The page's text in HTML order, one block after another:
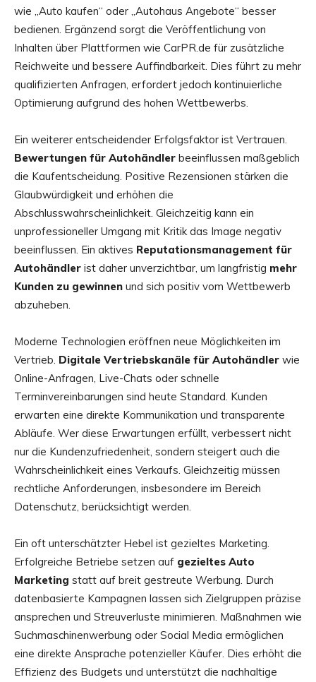
wie „Auto kaufen“ oder „Autohaus Angebote“ besser
bedienen. Ergänzend sorgt die Veröffentlichung von
Inhalten über Plattformen wie CarPR.de für zusätzliche
Reichweite und bessere Auffindbarkeit. Dies führt zu mehr
qualifizierten Anfragen, erfordert jedoch kontinuierliche
Optimierung aufgrund des hohen Wettbewerbs.
Ein weiterer entscheidender Erfolgsfaktor ist Vertrauen.
Bewertungen für Autohändler beeinflussen maßgeblich
die Kaufentscheidung. Positive Rezensionen stärken die
Glaubwürdigkeit und erhöhen die
Abschlusswahrscheinlichkeit. Gleichzeitig kann ein
unprofessioneller Umgang mit Kritik das Image negativ
beeinflussen. Ein aktives Reputationsmanagement für
Autohändler ist daher unverzichtbar, um langfristig mehr
Kunden zu gewinnen und sich positiv vom Wettbewerb
abzuheben.
Moderne Technologien eröffnen neue Möglichkeiten im
Vertrieb. Digitale Vertriebskanäle für Autohändler wie
Online-Anfragen, Live-Chats oder schnelle
Terminvereinbarungen sind heute Standard. Kunden
erwarten eine direkte Kommunikation und transparente
Abläufe. Wer diese Erwartungen erfüllt, verbessert nicht
nur die Kundenzufriedenheit, sondern steigert auch die
Wahrscheinlichkeit eines Verkaufs. Gleichzeitig müssen
rechtliche Anforderungen, insbesondere im Bereich
Datenschutz, berücksichtigt werden.
Ein oft unterschätzter Hebel ist gezieltes Marketing.
Erfolgreiche Betriebe setzen auf gezieltes Auto
Marketing statt auf breit gestreute Werbung. Durch
datenbasierte Kampagnen lassen sich Zielgruppen präzise
ansprechen und Streuverluste minimieren. Maßnahmen wie
Suchmaschinenwerbung oder Social Media ermöglichen
eine direkte Ansprache potenzieller Käufer. Dies erhöht die
Effizienz des Budgets und unterstützt die nachhaltige